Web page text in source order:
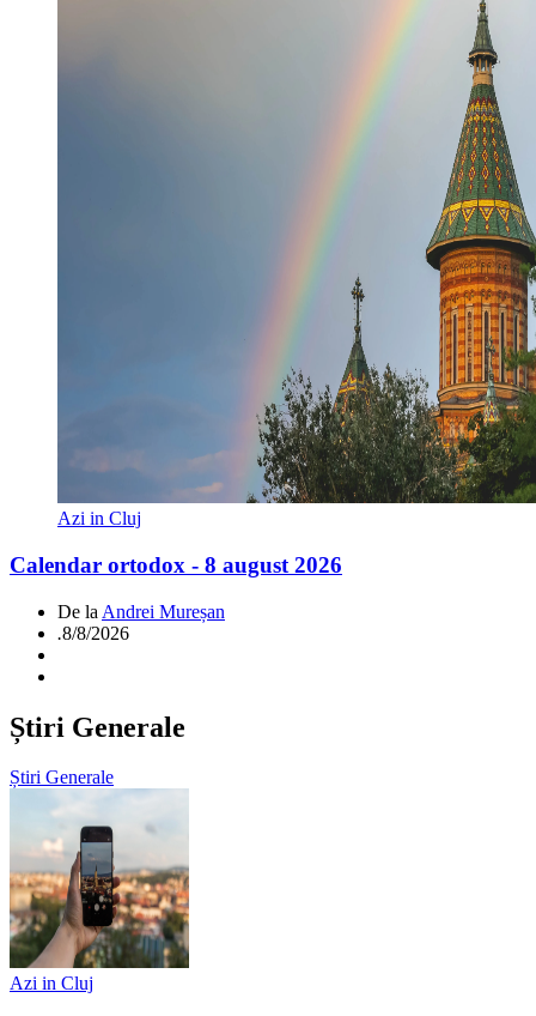
Azi in Cluj
Calendar ortodox - 8 august 2026
De la Andrei Mureșan
.8/8/2026
Știri Generale
Știri Generale
Azi in Cluj